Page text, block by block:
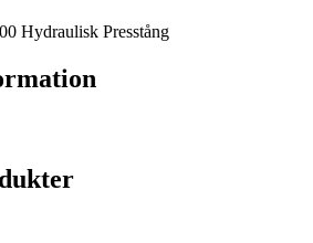
Hydraulisk Presstång